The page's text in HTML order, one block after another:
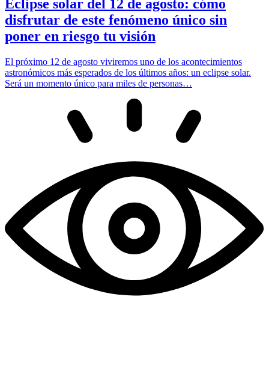
Eclipse solar del 12 de agosto: cómo
disfrutar de este fenómeno único sin
poner en riesgo tu visión
El próximo 12 de agosto viviremos uno de los acontecimientos
astronómicos más esperados de los últimos años: un eclipse solar.
Será un momento único para miles de personas…